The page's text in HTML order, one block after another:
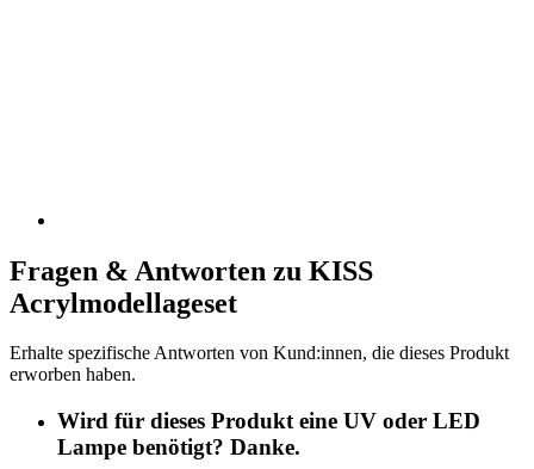
Fragen & Antworten zu KISS
Acrylmodellageset
Erhalte spezifische Antworten von Kund:innen, die dieses Produkt
erworben haben.
Wird für dieses Produkt eine UV oder LED
Lampe benötigt? Danke.